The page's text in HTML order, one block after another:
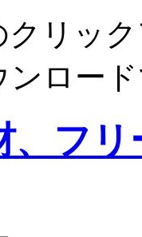
クリッ
ンロー
、フ